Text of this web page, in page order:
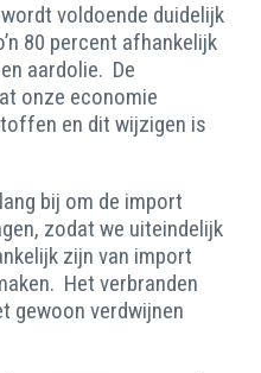
voldoende duidelijk
80 percent afhankelijk
aardolie. De
onze economie
en dit wijzigen is
bij om de import
zodat we uiteindelijk
zijn van import
Het verbranden
gewoon verdwijnen